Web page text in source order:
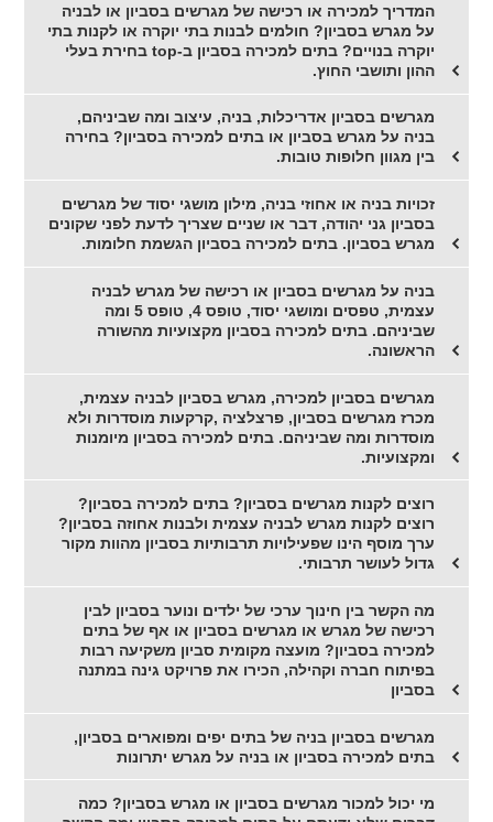
המדריך למכירה או רכישה של מגרשים בסביון או לבניה
על מגרש בסביון? חולמים לבנות בתי יוקרה או לקנות בתי
יוקרה בנויים? בתים למכירה בסביון ב-top בחירת בעלי
ההון ותושבי החוץ.
מגרשים בסביון אדריכלות, בניה, עיצוב ומה שביניהם,
בניה על מגרש בסביון או בתים למכירה בסביון? בחירה
בין מגוון חלופות טובות.
זכויות בניה או אחוזי בניה, מילון מושגי יסוד של מגרשים
בסביון גני יהודה, דבר או שניים שצריך לדעת לפני שקונים
מגרש בסביון. בתים למכירה בסביון הגשמת חלומות.
בניה על מגרשים בסביון או רכישה של מגרש לבניה
עצמית, טפסים ומושגי יסוד, טופס 4, טופס 5 ומה
שביניהם. בתים למכירה בסביון מקצועיות מהשורה
הראשונה.
מגרשים בסביון למכירה, מגרש בסביון לבניה עצמית,
מכרז מגרשים בסביון, פרצלציה ,קרקעות מוסדרות ולא
מוסדרות ומה שביניהם. בתים למכירה בסביון מיומנות
ומקצועיות.
רוצים לקנות מגרשים בסביון? בתים למכירה בסביון?
רוצים לקנות מגרש לבניה עצמית ולבנות אחוזה בסביון?
ערך מוסף הינו שפעילויות תרבותיות בסביון מהוות מקור
גדול לעושר תרבותי.
מה הקשר בין חינוך ערכי של ילדים ונוער בסביון לבין
רכישה של מגרש או מגרשים בסביון או אף של בתים
למכירה בסביון? מועצה מקומית סביון משקיעה רבות
בפיתוח חברה וקהילה, הכירו את פרויקט גינה במתנה
בסביון
מגרשים בסביון בניה של בתים יפים ומפוארים בסביון,
בתים למכירה בסביון או בניה על מגרש יתרונות
מי יכול למכור מגרשים בסביון או מגרש בסביון? כמה